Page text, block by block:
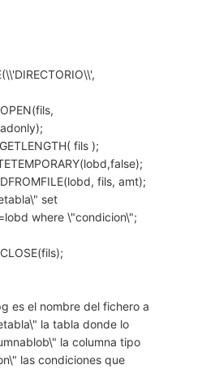
fils );
fils, amt);
set
where \"condicion\";
es el nombre del fichero a
la tabla donde lo
la columna tipo
las condiciones que